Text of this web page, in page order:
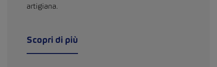
artigiana.
Scopri di più